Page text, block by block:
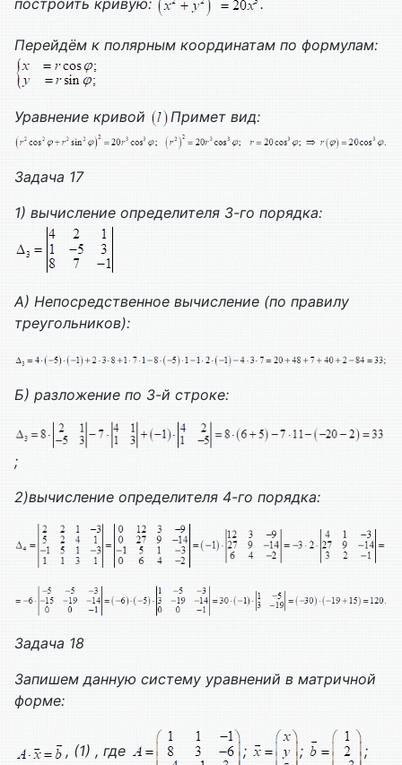
построить кривую:
.
Перейдём к полярным координатам по формулам:
Уравнение кривой Примет вид:
Задача 17
1) вычисление определителя 3-го порядка:
A) Непосредственное вычисление (по правилу
треугольников):
Б) разложение по 3-й строке:
;
2)вычисление определителя 4-го порядка:
Задача 18
Запишем данную систему уравнений в матричной
форме:
, (1) , где ; ; ;